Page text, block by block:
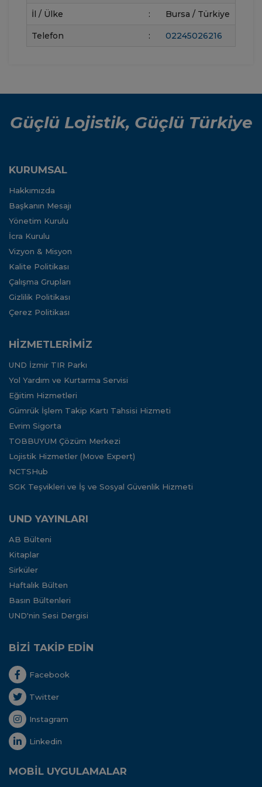
İl / Ülke : Bursa / Türkiye
Telefon : 02245026216
Güçlü Lojistik, Güçlü Türkiye
KURUMSAL
Hakkımızda
Başkanın Mesajı
Yönetim Kurulu
İcra Kurulu
Vizyon & Misyon
Kalite Politikası
Çalışma Grupları
Gizlilik Politikası
Çerez Politikası
HİZMETLERİMİZ
UND İzmir TIR Parkı
Yol Yardım ve Kurtarma Servisi
Eğitim Hizmetleri
Gümrük İşlem Takip Kartı Tahsisi Hizmeti
Evrim Sigorta
TOBBUYUM Çözüm Merkezi
Lojistik Hizmetler (Move Expert)
NCTSHub
SGK Teşvikleri ve İş ve Sosyal Güvenlik Hizmeti
UND YAYINLARI
AB Bülteni
Kitaplar
Sirküler
Haftalık Bülten
Basın Bültenleri
UND'nin Sesi Dergisi
BİZİ TAKİP EDİN
Facebook
Twitter
Instagram
Linkedin
MOBİL UYGULAMALAR